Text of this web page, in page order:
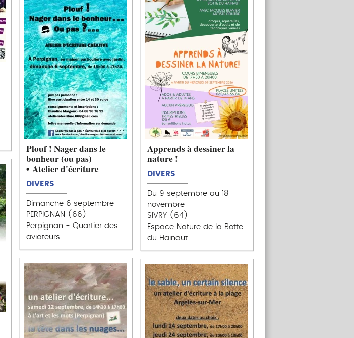
Plouf ! Nager dans le
bonheur (ou pas)
• Atelier d'écriture
DIVERS
Dimanche 6 septembre
PERPIGNAN (66)
Perpignan - Quartier des
aviateurs
Apprends à dessiner la
nature !
DIVERS
Du 9 septembre au 18
novembre
SIVRY (64)
Espace Nature de la Botte
du Hainaut